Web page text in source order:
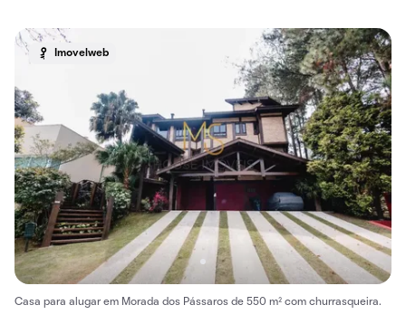
Imovelweb
Casa para alugar em Morada dos Pássaros de 550 m² com churrasqueira.